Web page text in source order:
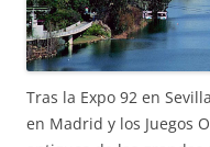
Tras la Expo 92 en
en Madrid y los Juegos